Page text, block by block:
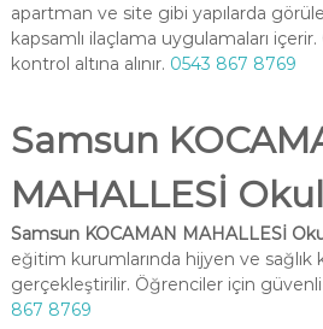
apartman ve site gibi yapılarda
kapsamlı ilaçlama uygulamaları
kontrol altına alınır. 0543 867 8769
Samsun
MAHALLESİ
Samsun KOCAMAN MAHALLESİ
eğitim kurumlarında hijyen ve sağlık
gerçekleştirilir. Öğrenciler için
867 8769